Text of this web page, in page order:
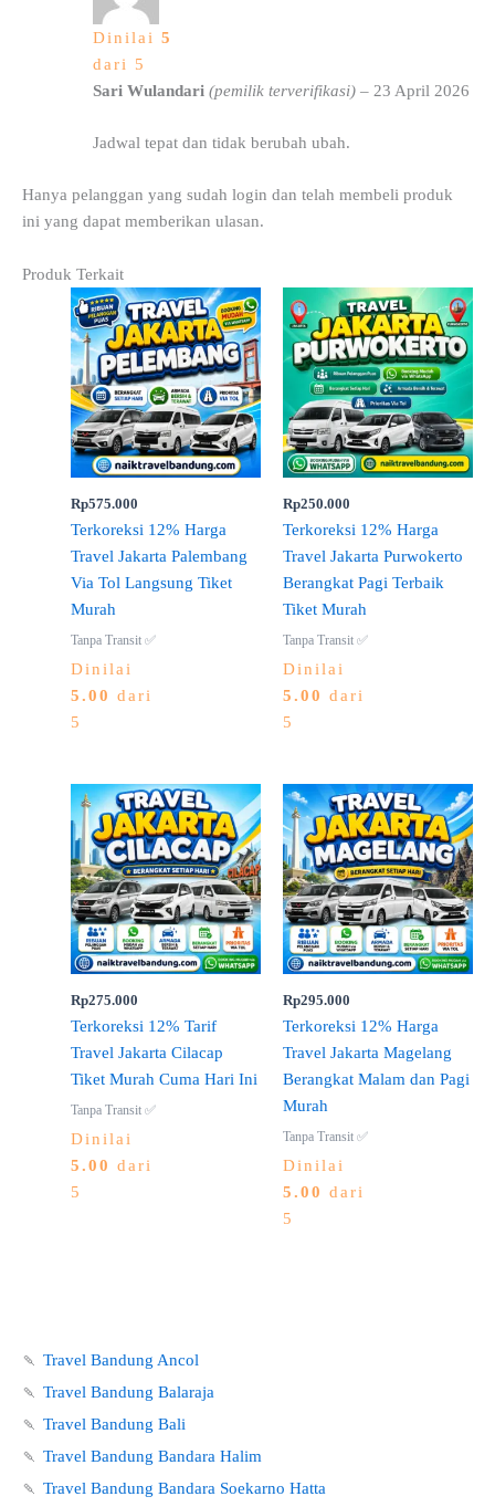
Dinilai 5
dari 5
Sari Wulandari (pemilik terverifikasi) – 23 April 2026
Jadwal tepat dan tidak berubah ubah.
Hanya pelanggan yang sudah login dan telah membeli produk
ini yang dapat memberikan ulasan.
Produk Terkait
Rp575.000
Terkoreksi 12% Harga
Travel Jakarta Palembang
Via Tol Langsung Tiket
Murah
Tanpa Transit ✅
Dinilai
5.00 dari
5
Rp250.000
Terkoreksi 12% Harga
Travel Jakarta Purwokerto
Berangkat Pagi Terbaik
Tiket Murah
Tanpa Transit ✅
Dinilai
5.00 dari
5
Rp275.000
Terkoreksi 12% Tarif
Travel Jakarta Cilacap
Tiket Murah Cuma Hari Ini
Tanpa Transit ✅
Dinilai
5.00 dari
5
Rp295.000
Terkoreksi 12% Harga
Travel Jakarta Magelang
Berangkat Malam dan Pagi
Murah
Tanpa Transit ✅
Dinilai
5.00 dari
5
🍡 Travel Bandung Ancol
🍡 Travel Bandung Balaraja
🍡 Travel Bandung Bali
🍡 Travel Bandung Bandara Halim
🍡 Travel Bandung Bandara Soekarno Hatta